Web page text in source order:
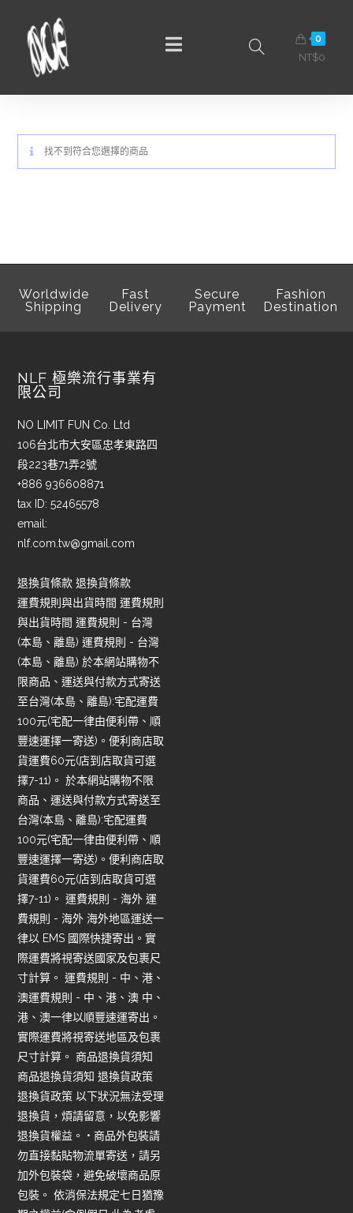
0
NT$0
找不到符合您選擇的商品
Worldwide
Shipping
Fast
Delivery
Secure
Payment
Fashion
Destination
NLF 極樂流行事業有
限公司
NO LIMIT FUN Co. Ltd
106台北市大安區忠孝東路四
段223巷71弄2號
+886 936608871
tax ID: 52465578
email:
nlf.com.tw@gmail.com
退換貨條款 退換貨條款
運費規則與出貨時間 運費規則
與出貨時間 運費規則 - 台灣
(本島、離島) 運費規則 - 台灣
(本島、離島) 於本網站購物不
限商品、運送與付款方式寄送
至台灣(本島、離島):宅配運費
100元(宅配一律由便利帶、順
豐速運擇一寄送)。便利商店取
貨運費60元(店到店取貨可選
擇7-11)。 於本網站購物不限
商品、運送與付款方式寄送至
台灣(本島、離島):宅配運費
100元(宅配一律由便利帶、順
豐速運擇一寄送)。便利商店取
貨運費60元(店到店取貨可選
擇7-11)。 運費規則 - 海外 運
費規則 - 海外 海外地區運送一
律以 EMS 國際快捷寄出。實
際運費將視寄送國家及包裹尺
寸計算。 運費規則 - 中、港、
澳運費規則 - 中、港、澳 中、
港、澳一律以順豐速運寄出。
實際運費將視寄送地區及包裹
尺寸計算。 商品退換貨須知
商品退換貨須知 退換貨政策
退換貨政策 以下狀況無法受理
退換貨，煩請留意，以免影響
退換貨權益。 • 商品外包裝請
勿直接黏貼物流單寄送，請另
加外包裝袋，避免破壞商品原
包裝。 依消保法規定七日猶豫